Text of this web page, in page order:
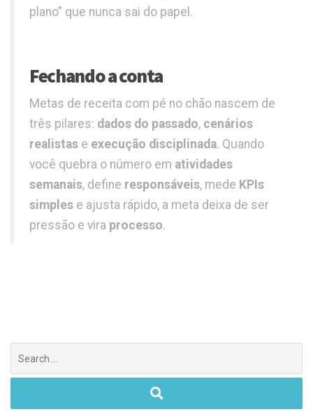
plano” que nunca sai do papel.
Fechando a conta
Metas de receita com pé no chão nascem de
três pilares: dados do passado, cenários
realistas e execução disciplinada. Quando
você quebra o número em atividades
semanais, define responsáveis, mede KPIs
simples e ajusta rápido, a meta deixa de ser
pressão e vira processo.